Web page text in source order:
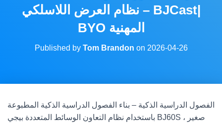
– نظام العرض اللاسلكي BJCast|
BYO المهنية
Published by Tom Brandon on 2026-04-26
الفصول الدراسية الذكية – بناء الفصول الدراسية الذكية المطبوعة
باستخدام نظام التعاون الوسائط المتعددة بيجي BJ60S ، صغير